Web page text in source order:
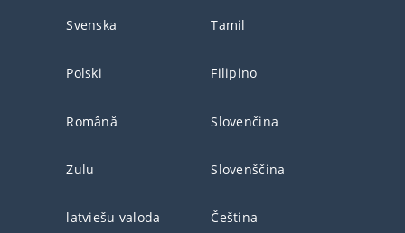
Svenska Tamil
Polski Filipino
Română Slovenčina
Zulu Slovenščina
latviešu valoda Čeština